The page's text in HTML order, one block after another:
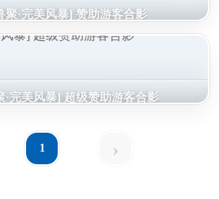
聚·完美风暴] 赞助游客合影
·完美风暴] 超级赞助游客合影
1 ›